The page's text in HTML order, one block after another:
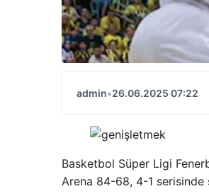
admin•26.06.2025 07:22
Basketbol Süper Ligi
Arena 84-68, 4-1